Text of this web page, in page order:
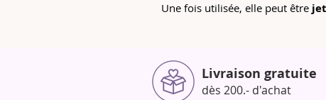
Une fois utilisée, elle peut être
Livraison gratuite
dès 200.- d'achat